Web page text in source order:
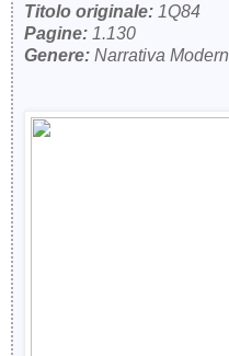
Titolo originale: 1Q84
Pagine: 1.130
Genere: Narrativa